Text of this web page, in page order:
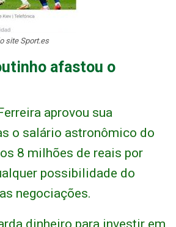
site Sport.es
afastou o
aprovou sua
o salário astronômico do
8 milhões de reais por
possibilidade do
negociações.